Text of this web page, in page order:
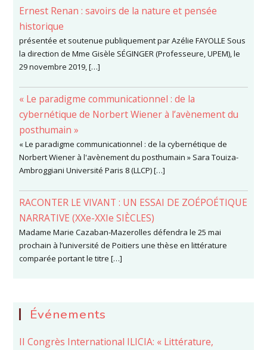
Ernest Renan : savoirs de la nature et pensée
historique
présentée et soutenue publiquement par Azélie FAYOLLE Sous
la direction de Mme Gisèle SÉGINGER (Professeure, UPEM), le
29 novembre 2019, […]
« Le paradigme communicationnel : de la
cybernétique de Norbert Wiener à l’avènement du
posthumain »
« Le paradigme communicationnel : de la cybernétique de
Norbert Wiener à l'avènement du posthumain » Sara Touiza-
Ambroggiani Université Paris 8 (LLCP) […]
RACONTER LE VIVANT : UN ESSAI DE ZOÉPOÉTIQUE
NARRATIVE (XXe-XXIe SIÈCLES)
Madame Marie Cazaban-Mazerolles défendra le 25 mai
prochain à l’université de Poitiers une thèse en littérature
comparée portant le titre […]
Événements
II Congrès International ILICIA: « Littérature,